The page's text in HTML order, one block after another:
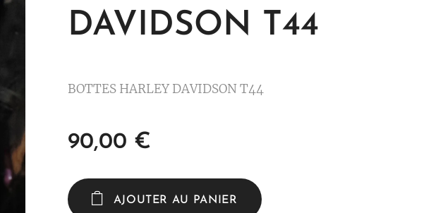
DAVIDSON T44
BOTTES HARLEY DAVIDSON T44
90,00 €
AJOUTER AU PANIER